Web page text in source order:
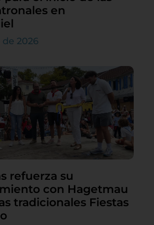
en
2026
refuerza su
con Hagetmau
tradicionales Fiestas